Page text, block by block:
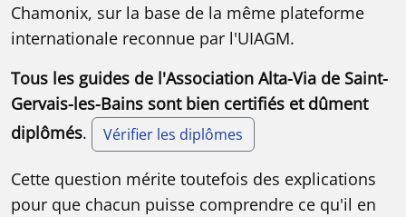
Chamonix, sur la base de la même plateforme
internationale reconnue par l'UIAGM.
Tous les guides de l'Association Alta-Via de Saint-
Gervais-les-Bains sont bien certifiés et dûment
diplômés. Vérifier les diplômes
Cette question mérite toutefois des explications
pour que chacun puisse comprendre ce qu'il en